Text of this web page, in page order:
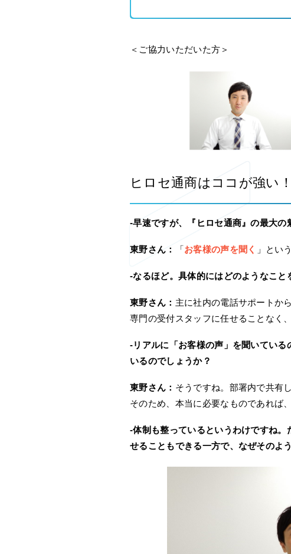
＜ご協力いただいた方＞
ヒロセ通商はココが強い
-早速ですが、『ヒロセ通商』の最大の
東野さん： 「 お客様の声を聞く 」とい
-なるほど。具体的にはどのようなこと
東野さん： 主に社内の電話サポートか
専門の受付スタッフに任せることなく
-リアルに「お客様の声」を聞いてい
いるのでしょうか？
東野さん： そうですね。部署内で共有
そのため、本当に必要なものであれば
-体制も整っているというわけですね
せることもできる一方で、なぜそのよ